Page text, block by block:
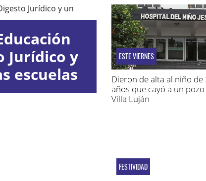
Jurídico y
escuelas
ESTE VIERNES
Dieron de alta al niño de
años que cayó a un
Villa Luján
FESTIVIDAD